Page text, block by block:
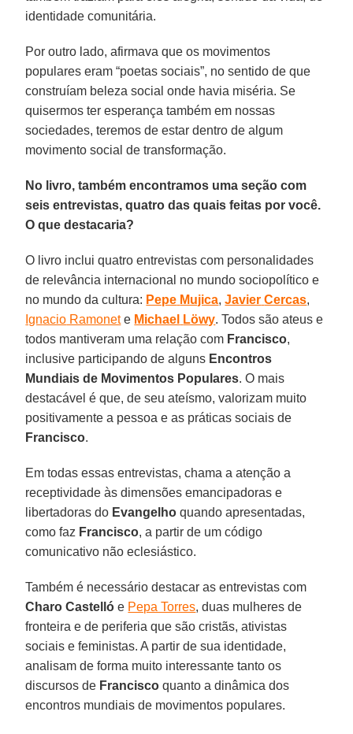
identidade comunitária.
Por outro lado, afirmava que os movimentos
populares eram “poetas sociais”, no sentido de que
construíam beleza social onde havia miséria. Se
quisermos ter esperança também em nossas
sociedades, teremos de estar dentro de algum
movimento social de transformação.
No livro, também encontramos uma seção com
seis entrevistas, quatro das quais feitas por você.
O que destacaria?
O livro inclui quatro entrevistas com personalidades
de relevância internacional no mundo sociopolítico e
no mundo da cultura: Pepe Mujica,Javier Cercas,
Ignacio Ramonete Michael Löwy. Todos são ateus e
todos mantiveram uma relação com Francisco,
inclusive participando de alguns Encontros
Mundiais de Movimentos Populares. O mais
destacável é que, de seu ateísmo, valorizam muito
positivamente a pessoa e as práticas sociais de
Francisco.
Em todas essas entrevistas, chama a atenção a
receptividade às dimensões emancipadoras e
libertadoras do Evangelho quando apresentadas,
como faz Francisco, a partir de um código
comunicativo não eclesiástico.
Também é necessário destacar as entrevistas com
Charo Castelló e Pepa Torres, duas mulheres de
fronteira e de periferia que são cristãs, ativistas
sociais e feministas. A partir de sua identidade,
analisam de forma muito interessante tanto os
discursos de Francisco quanto a dinâmica dos
encontros mundiais de movimentos populares.